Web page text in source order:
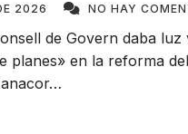
2026 NO HAY
de Govern daba luz
planes» en la reforma del